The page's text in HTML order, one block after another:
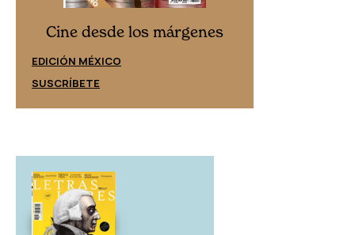
Cine desde los márgenes
EDICIÓN MÉXICO
SUSCRÍBETE